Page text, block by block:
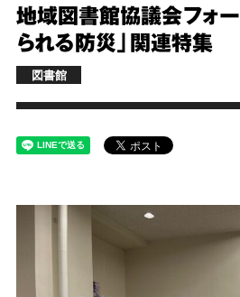
地域図書館協議会フォー
られる防災」関連特集
図書館